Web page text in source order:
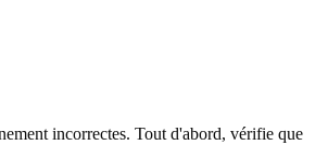
incorrectes. Tout d'abord, vérifie que